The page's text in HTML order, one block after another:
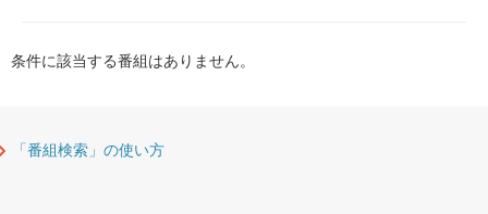
条件に該当する番組はありません。
「番組検索」の使い方